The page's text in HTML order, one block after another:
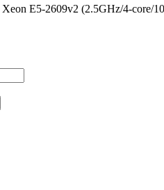
E5-2609v2 (2.5GHz/4-core/